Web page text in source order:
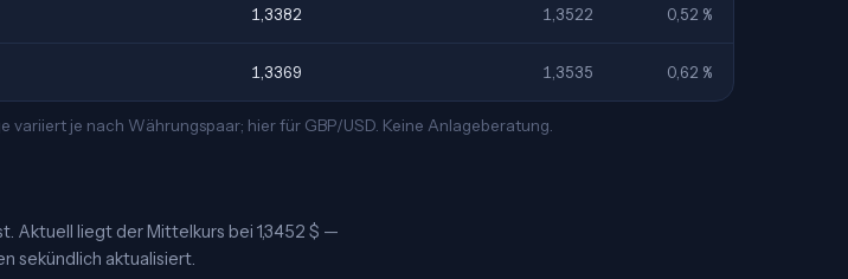
1,3382 1,3522 0,52 %
1,3369 1,3535 0,62 %
je nach Währungspaar; hier für GBP/USD. Keine Anlageberatung.
Aktuell liegt der Mittelkurs bei 1,3452 $ —
sekündlich aktualisiert.